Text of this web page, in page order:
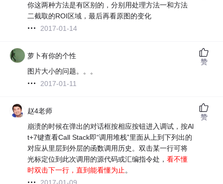
你这两种方法是有区别的，分别用处理方法一和方法
二截取的ROI区域，最后再看原图的变化
2017-01-14
萝卜有你的个性
图片大小的问题。。。
2017-01-11
赞
赵4老师
崩溃的时候在弹出的对话框按相应按钮进入调试，按Al
t+7键查看Call Stack即“调用堆栈”里面从上到下列出的
对应从里层到外层的函数调用历史。双击某一行可将
光标定位到此次调用的源代码或汇编指令处，看不懂
时双击下一行，直到能看懂为止 。
2017-01-09
赞